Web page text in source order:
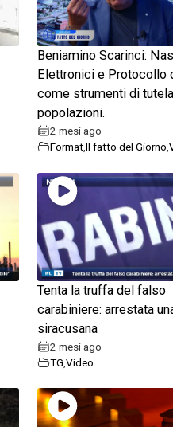
Beniamino Scarinci:
Elettronici e Protocollo
come strumenti di
popolazioni.
2 mesi ago
Format,Il fatto del Giorno
Tenta la truffa del falso
carabiniere: arrestata
siracusana
2 mesi ago
TG Video